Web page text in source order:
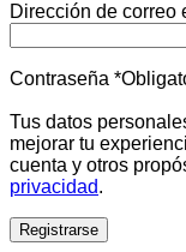
Dirección de correo
Contraseña *
Tus datos
mejorar tu
cuenta y otros
privacidad.
Registrarse